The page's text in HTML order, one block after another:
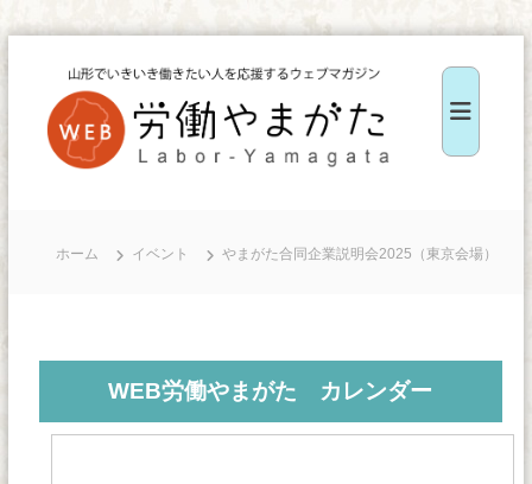
ま
た
ホーム イベント やまがた合同企業説明会2025（東京会場）
WEB労働やまがた カレンダー